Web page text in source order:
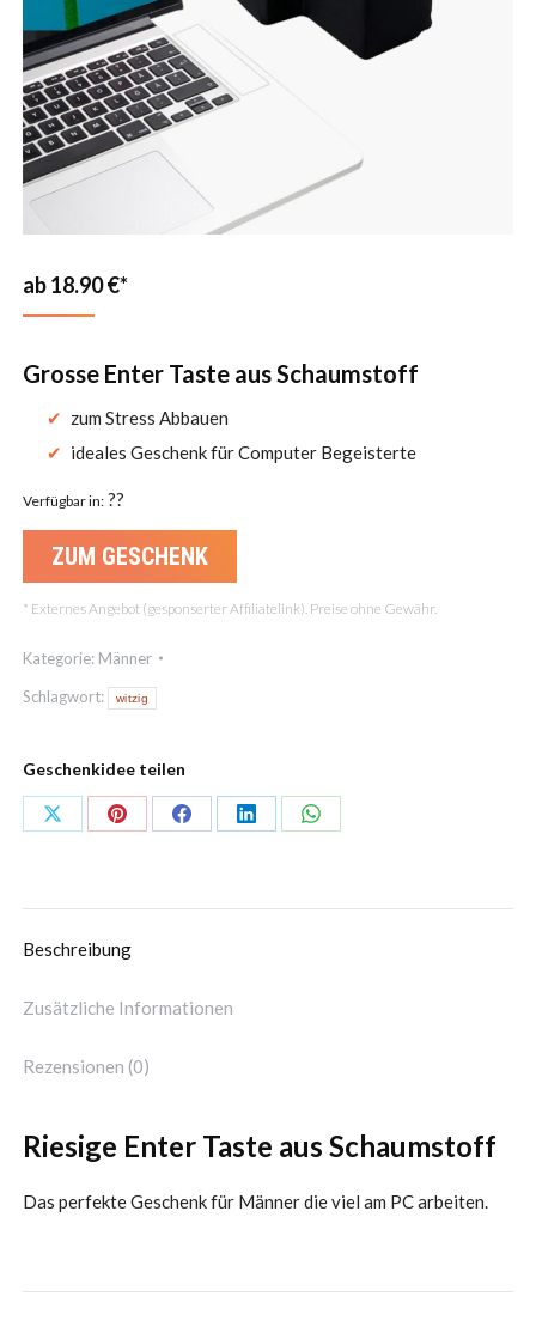
18.90€
Grosse Enter Taste aus Schaumstoff
zum Stress Abbauen
ideales Geschenk für Computer Begeisterte
Verfügbar in: ??
ZUM GESCHENK
* Externes Angebot (gesponserter Affiliatelink). Preise ohne Gewähr.
Kategorie: Männer
Schlagwort:
witzig
Geschenkidee teilen
Teilen
Teilen
Teilen
Teilen
Teilen
Beschreibung
Zusätzliche Informationen
Rezensionen (0)
Riesige Enter Taste aus Schaumstoff
Das perfekte Geschenk für Männer die viel am PC arbeiten.